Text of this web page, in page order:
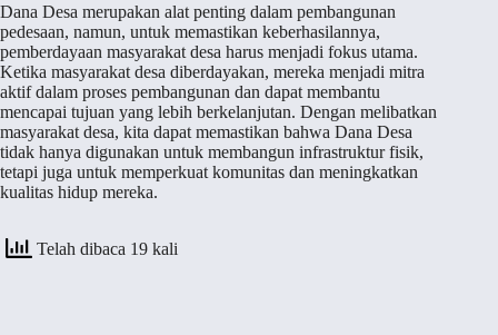
Dana Desa merupakan alat penting dalam pembangunan
pedesaan, namun, untuk memastikan keberhasilannya,
pemberdayaan masyarakat desa harus menjadi fokus utama.
Ketika masyarakat desa diberdayakan, mereka menjadi mitra
aktif dalam proses pembangunan dan dapat membantu
mencapai tujuan yang lebih berkelanjutan. Dengan melibatkan
masyarakat desa, kita dapat memastikan bahwa Dana Desa
tidak hanya digunakan untuk membangun infrastruktur fisik,
tetapi juga untuk memperkuat komunitas dan meningkatkan
kualitas hidup mereka.
Telah dibaca 19 kali